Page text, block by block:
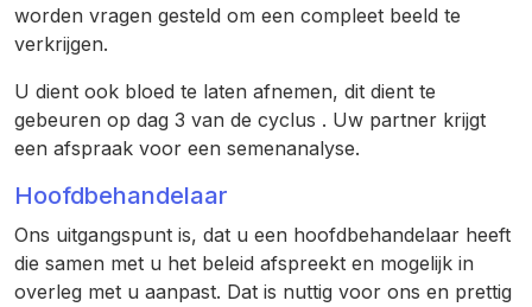
worden vragen gesteld om een compleet beeld te
verkrijgen.
U dient ook bloed te laten afnemen, dit dient te
gebeuren op dag 3 van de cyclus . Uw partner krijgt
een afspraak voor een semenanalyse.
Hoofdbehandelaar
Ons uitgangspunt is, dat u een hoofdbehandelaar heeft
die samen met u het beleid afspreekt en mogelijk in
overleg met u aanpast. Dat is nuttig voor ons en prettig